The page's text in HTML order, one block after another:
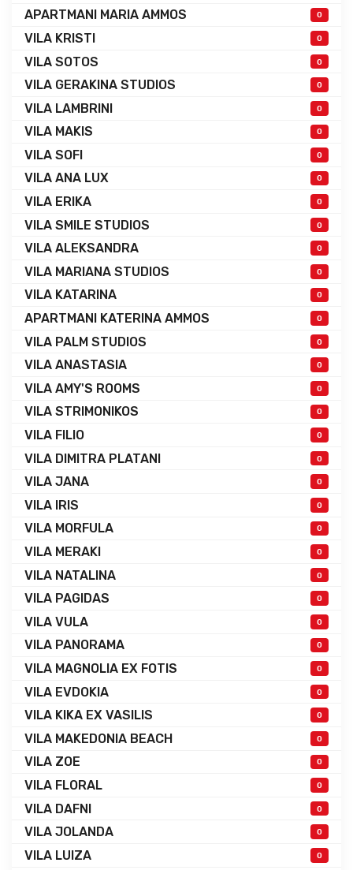
APARTMANI MARIA AMMOS 0
VILA KRISTI 0
VILA SOTOS 0
VILA GERAKINA STUDIOS 0
VILA LAMBRINI 0
VILA MAKIS 0
VILA SOFI 0
VILA ANA LUX 0
VILA ERIKA 0
VILA SMILE STUDIOS 0
VILA ALEKSANDRA 0
VILA MARIANA STUDIOS 0
VILA KATARINA 0
APARTMANI KATERINA AMMOS 0
VILA PALM STUDIOS 0
VILA ANASTASIA 0
VILA AMY'S ROOMS 0
VILA STRIMONIKOS 0
VILA FILIO 0
VILA DIMITRA PLATANI 0
VILA JANA 0
VILA IRIS 0
VILA MORFULA 0
VILA MERAKI 0
VILA NATALINA 0
VILA PAGIDAS 0
VILA VULA 0
VILA PANORAMA 0
VILA MAGNOLIA EX FOTIS 0
VILA EVDOKIA 0
VILA KIKA EX VASILIS 0
VILA MAKEDONIA BEACH 0
VILA ZOE 0
VILA FLORAL 0
VILA DAFNI 0
VILA JOLANDA 0
VILA LUIZA 0